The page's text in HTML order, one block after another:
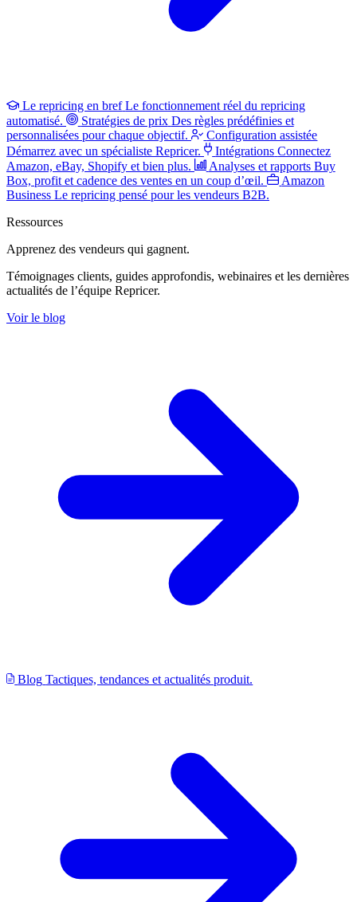
Le repricing en bref Le fonctionnement réel du repricing
automatisé.
Stratégies de prix Des règles prédéfinies et
personnalisées pour chaque objectif.
Configuration assistée
Démarrez avec un spécialiste Repricer.
Intégrations Connectez
Amazon, eBay, Shopify et bien plus.
Analyses et rapports Buy
Box, profit et cadence des ventes en un coup d’œil.
Amazon
Business Le repricing pensé pour les vendeurs B2B.
Ressources
Apprenez des vendeurs qui gagnent.
Témoignages clients, guides approfondis, webinaires et les dernières
actualités de l’équipe Repricer.
Voir le blog
Blog Tactiques, tendances et actualités produit.